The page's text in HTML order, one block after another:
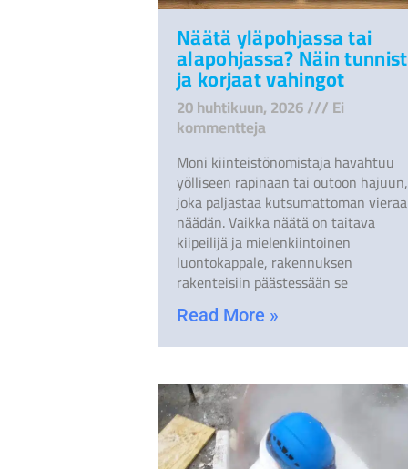
Näätä yläpohjassa tai
alapohjassa? Näin
ja korjaat vahingot
20 huhtikuun, 2026 Ei
kommentteja
Moni kiinteistönomistaja havahtuu
yölliseen rapinaan tai outoon hajuun,
joka paljastaa kutsumattoman
näädän. Vaikka näätä on taitava
kiipeilijä ja mielenkiintoinen
luontokappale, rakennuksen
rakenteisiin päästessään se
Read More »